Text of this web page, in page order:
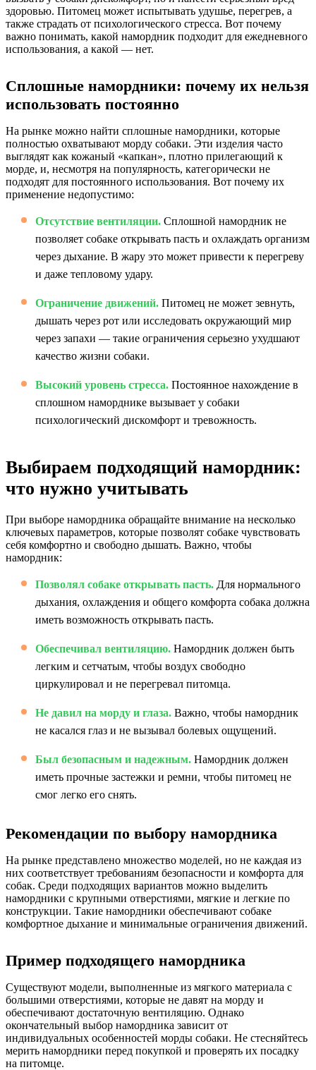
здоровью. Питомец может испытывать удушье, перегрев, а
также страдать от психологического стресса. Вот почему
важно понимать, какой намордник подходит для ежедневного
использования, а какой — нет.
Сплошные намордники: почему их нельзя
использовать постоянно
На рынке можно найти сплошные намордники, которые
полностью охватывают морду собаки. Эти изделия часто
выглядят как кожаный «капкан», плотно прилегающий к
морде, и, несмотря на популярность, категорически не
подходят для постоянного использования. Вот почему их
применение недопустимо:
Отсутствие вентиляции. Сплошной намордник не
позволяет собаке открывать пасть и охлаждать организм
через дыхание. В жару это может привести к перегреву
и даже тепловому удару.
Ограничение движений. Питомец не может зевнуть,
дышать через рот или исследовать окружающий мир
через запахи — такие ограничения серьезно ухудшают
качество жизни собаки.
Высокий уровень стресса. Постоянное нахождение в
сплошном наморднике вызывает у собаки
психологический дискомфорт и тревожность.
Выбираем подходящий намордник:
что нужно учитывать
При выборе намордника обращайте внимание на несколько
ключевых параметров, которые позволят собаке чувствовать
себя комфортно и свободно дышать. Важно, чтобы
намордник:
Позволял собаке открывать пасть. Для нормального
дыхания, охлаждения и общего комфорта собака должна
иметь возможность открывать пасть.
Обеспечивал вентиляцию. Намордник должен быть
легким и сетчатым, чтобы воздух свободно
циркулировал и не перегревал питомца.
Не давил на морду и глаза. Важно, чтобы намордник
не касался глаз и не вызывал болевых ощущений.
Был безопасным и надежным. Намордник должен
иметь прочные застежки и ремни, чтобы питомец не
смог легко его снять.
Рекомендации по выбору намордника
На рынке представлено множество моделей, но не каждая из
них соответствует требованиям безопасности и комфорта для
собак. Среди подходящих вариантов можно выделить
намордники с крупными отверстиями, мягкие и легкие по
конструкции. Такие намордники обеспечивают собаке
комфортное дыхание и минимальные ограничения движений.
Пример подходящего намордника
Существуют модели, выполненные из мягкого материала с
большими отверстиями, которые не давят на морду и
обеспечивают достаточную вентиляцию. Однако
окончательный выбор намордника зависит от
индивидуальных особенностей морды собаки. Не стесняйтесь
мерить намордники перед покупкой и проверять их посадку
на питомце.